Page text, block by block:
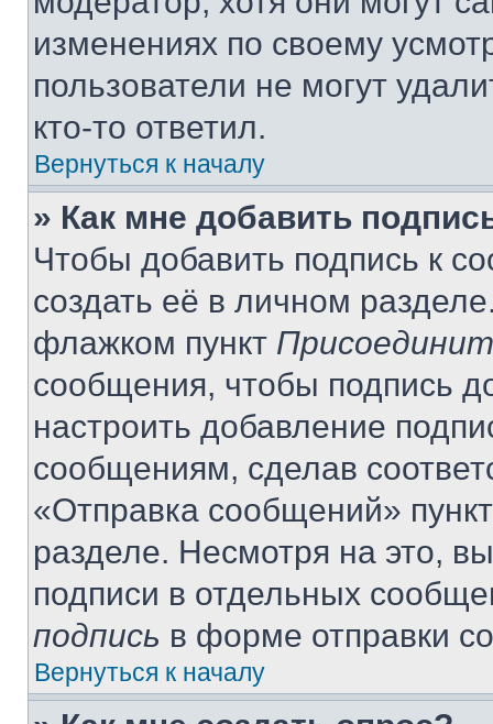
изменениях по своему
пользователи не могут
кто-то ответил.
Вернуться к началу
» Как мне добавить
Чтобы добавить подпись к
создать её в личном
флажком пункт
сообщения, чтобы подпись
настроить добавление
сообщениям, сделав
«Отправка сообщений»
разделе. Несмотря на это,
подписи в отдельных
подпись в форме отправки
Вернуться к началу